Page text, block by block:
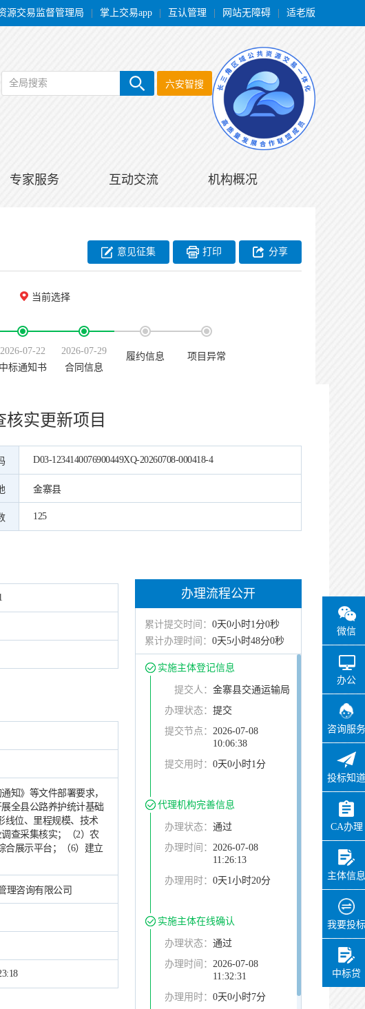
源交易监督管理局 掌上交易app 互认管理 网站无障碍 适老版
全局搜索 六安智搜
专家服务 互动交流 机构概况
微信
办公
咨询服务
投标知道
CA办理
主体信息
我要投标
中标贷
意见征集 分享
打印
当前选择
2026-07-22
中标通知书
2026-07-29
合同信息
履约信息 项目异常
实更新项目
D03-1234140076900449XQ-20260708-000418-4
金寨县
125
知》等文件部署要求，
全县公路养护统计基础
线位、里程规模、技术
查采集核实；（2）农
合展示平台；（6）建立
理咨询有限公司
办理流程公开
累计提交时间： 0天0小时1分0秒
累计办理时间： 0天5小时48分0秒
实施主体登记信息
提交人： 金寨县交通运输局
办理状态： 提交
提交节点： 2026-07-08
10:06:38
提交用时： 0天0小时1分
代理机构完善信息
办理状态： 通过
办理时间： 2026-07-08
11:26:13
办理用时： 0天1小时20分
实施主体在线确认
办理状态： 通过
办理时间： 2026-07-08
11:32:31
办理用时： 0天0小时7分